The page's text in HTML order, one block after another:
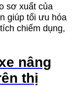
sơ xuất của
giúp tối ưu hóa
chiếm dụng,
nâng
thị